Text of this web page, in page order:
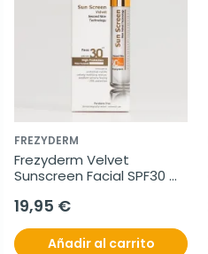
FREZYDERM
Frezyderm Velvet
Sunscreen Facial SPF30
19,95 €
Añadir al carrito